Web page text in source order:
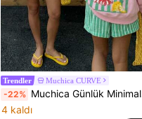
Trendler Muchica CURVE
-22% Muchica Günlük Minimalist Desenli Yuvarlak Yaka Uzun Kollu Bol Büyük Beden Sweatshirt
4 kaldı